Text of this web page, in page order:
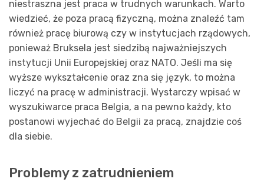
niestraszna jest praca w trudnych warunkach. Warto
wiedzieć, że poza pracą fizyczną, można znaleźć tam
również pracę biurową czy w instytucjach rządowych,
ponieważ Bruksela jest siedzibą najważniejszych
instytucji Unii Europejskiej oraz NATO. Jeśli ma się
wyższe wykształcenie oraz zna się język, to można
liczyć na pracę w administracji. Wystarczy wpisać w
wyszukiwarce praca Belgia, a na pewno każdy, kto
postanowi wyjechać do Belgii za pracą, znajdzie coś
dla siebie.
Problemy z zatrudnieniem